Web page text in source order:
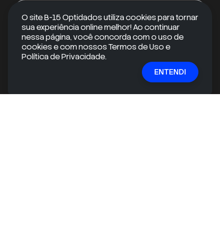
RECEBA CONTEÚDOS EXCLUSIVOS
Quer se manter informado e ir além do óbvio?
Inscreva-se em nossa newsletter gratuita e receba
O site B-15 Optidados utiliza cookies para tornar
sua experiência online melhor! Ao continuar
nessa página, você concorda com o uso de
cookies e com nossos Termos de Uso e
Política de Privacidade.
ENTENDI